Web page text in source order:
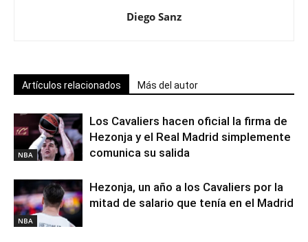
Diego Sanz
Artículos relacionados Más del autor
NBA
Los Cavaliers hacen oficial la firma de
Hezonja y el Real Madrid simplemente
comunica su salida
NBA
Hezonja, un año a los Cavaliers por la
mitad de salario que tenía en el Madrid